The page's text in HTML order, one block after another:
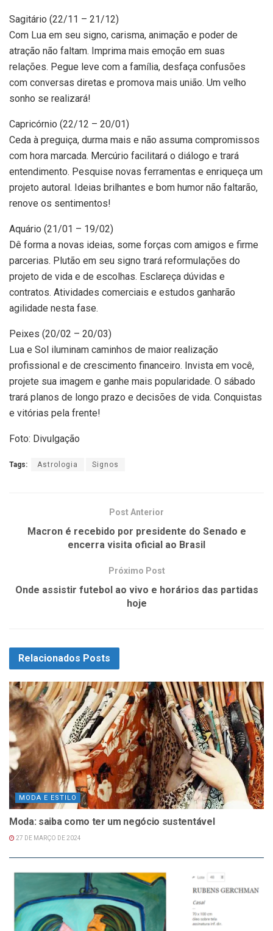
Sagitário (22/11 – 21/12)
Com Lua em seu signo, carisma, animação e poder de
atração não faltam. Imprima mais emoção em suas
relações. Pegue leve com a família, desfaça confusões
com conversas diretas e promova mais união. Um velho
sonho se realizará!
Capricórnio (22/12 – 20/01)
Ceda à preguiça, durma mais e não assuma compromissos
com hora marcada. Mercúrio facilitará o diálogo e trará
entendimento. Pesquise novas ferramentas e enriqueça um
projeto autoral. Ideias brilhantes e bom humor não faltarão,
renove os sentimentos!
Aquário (21/01 – 19/02)
Dê forma a novas ideias, some forças com amigos e firme
parcerias. Plutão em seu signo trará reformulações do
projeto de vida e de escolhas. Esclareça dúvidas e
contratos. Atividades comerciais e estudos ganharão
agilidade nesta fase.
Peixes (20/02 – 20/03)
Lua e Sol iluminam caminhos de maior realização
profissional e de crescimento financeiro. Invista em você,
projete sua imagem e ganhe mais popularidade. O sábado
trará planos de longo prazo e decisões de vida. Conquistas
e vitórias pela frente!
Foto: Divulgação
Tags: Astrologia Signos
Post Anterior
Macron é recebido por presidente do Senado e
encerra visita oficial ao Brasil
Próximo Post
Onde assistir futebol ao vivo e horários das partidas
hoje
Relacionados Posts
MODA E ESTILO
Moda: saiba como ter um negócio sustentável
27 DE MARÇO DE 2024